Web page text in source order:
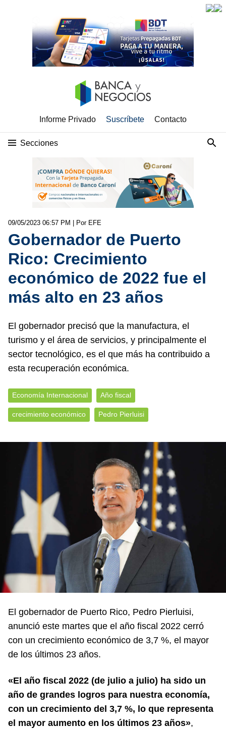
Informe Privado Suscríbete Contacto
Secciones
09/05/2023 06:57 PM | Por EFE
Gobernador de Puerto
Rico: Crecimiento
económico de 2022 fue el
más alto en 23 años
El gobernador precisó que la manufactura, el
turismo y el área de servicios, y principalmente el
sector tecnológico, es el que más ha contribuido a
esta recuperación económica.
Economía Internacional Año fiscal
crecimiento económico Pedro Pierluisi
El gobernador de Puerto Rico, Pedro Pierluisi,
anunció este martes que el año fiscal 2022 cerró
con un crecimiento económico de 3,7 %, el mayor
de los últimos 23 años.
«El año fiscal 2022 (de julio a julio) ha sido un
año de grandes logros para nuestra economía,
con un crecimiento del 3,7 %, lo que representa
el mayor aumento en los últimos 23 años»,